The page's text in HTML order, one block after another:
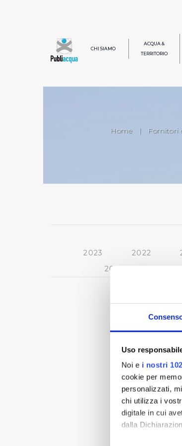
Uso
Noi e i nostri
cookie per
personalizzati,
chi utilizza i
digitale in cui
dalla
CHI SIAMO
ACQUA &
TERRITORIO
Home | Fornitori
2023 2022
2013